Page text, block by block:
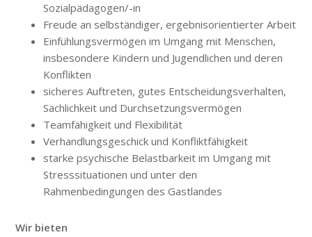
Sozialpädagogen/-in
Freude an selbständiger, ergebnisorientierter Arbeit
Einfühlungsvermögen im Umgang mit Menschen,
insbesondere Kindern und Jugendlichen und deren
Konflikten
sicheres Auftreten, gutes Entscheidungsverhalten,
Sachlichkeit und Durchsetzungsvermögen
Teamfähigkeit und Flexibilität
Verhandlungsgeschick und Konfliktfähigkeit
starke psychische Belastbarkeit im Umgang mit
Stresssituationen und unter den
Rahmenbedingungen des Gastlandes
Wir bieten